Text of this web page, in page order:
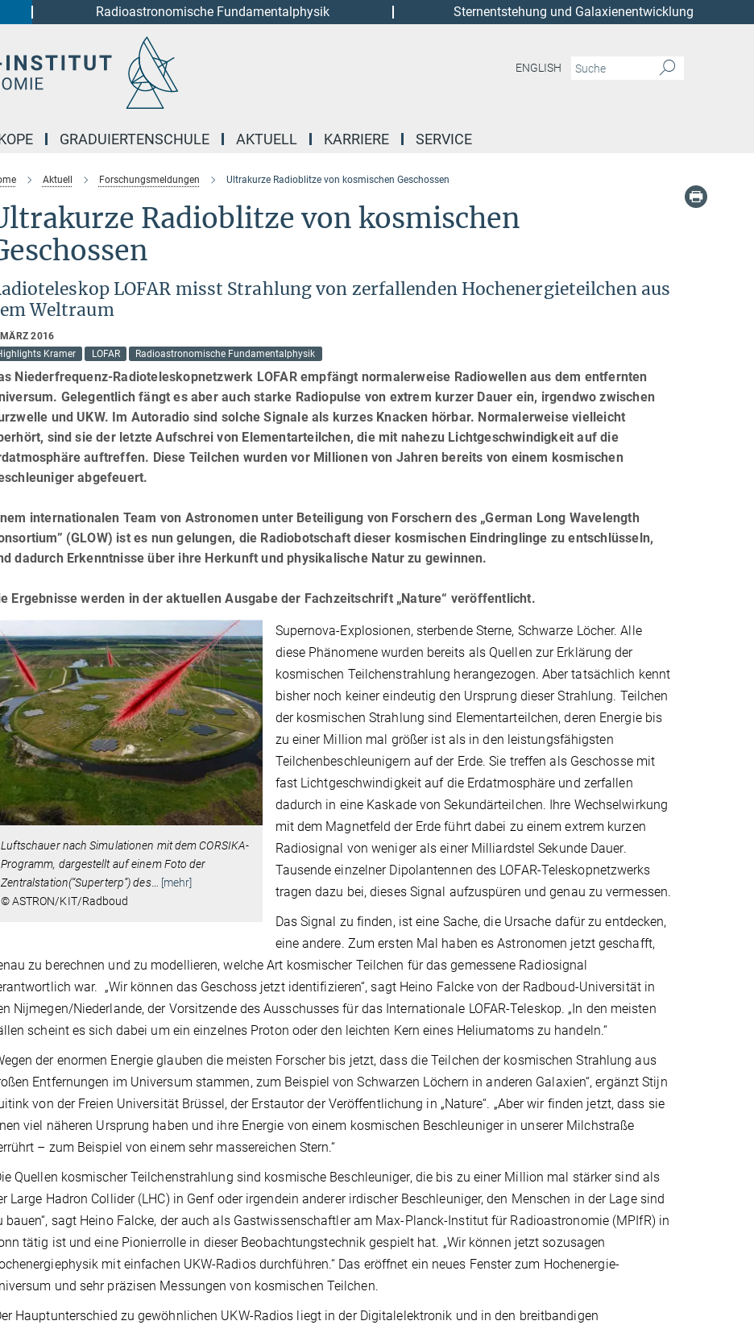
Radioastronomische Fundamentalphysik Sternentstehung und Galaxienentwicklung
ENGLISH
GRADUIERTENSCHULE AKTUELL KARRIERE SERVICE
Aktuell Forschungsmeldungen Ultrakurze Radioblitze von kosmischen Geschossen
Radioblitze von kosmischen
LOFAR misst Strahlung von zerfallenden Hochenergieteilchen aus
Weltraum
2016
Kramer
LOFAR Radioastronomische Fundamentalphysik
Niederfrequenz-Radioteleskopnetzwerk LOFAR empfängt normalerweise Radiowellen aus dem entfernten
Gelegentlich fängt es aber auch starke Radiopulse von extrem kurzer Dauer ein, irgendwo zwischen
und UKW. Im Autoradio sind solche Signale als kurzes Knacken hörbar. Normalerweise vielleicht
sind sie der letzte Aufschrei von Elementarteilchen, die mit nahezu Lichtgeschwindigkeit auf die
auftreffen. Diese Teilchen wurden vor Millionen von Jahren bereits von einem kosmischen
abgefeuert.
internationalen Team von Astronomen unter Beteiligung von Forschern des „German Long Wavelength
(GLOW) ist es nun gelungen, die Radiobotschaft dieser kosmischen Eindringlinge zu entschlüsseln,
dadurch Erkenntnisse über ihre Herkunft und physikalische Natur zu gewinnen.
Ergebnisse werden in der aktuellen Ausgabe der Fachzeitschrift „Nature“ veröffentlicht.
Luftschauer nach Simulationen mit dem CORSIKA-
Programm, dargestellt auf einem Foto der
Zentralstation(“Superterp”) des… [mehr]
© ASTRON/KIT/Radboud
Supernova-Explosionen, sterbende Sterne, Schwarze Löcher. Alle
diese Phänomene wurden bereits als Quellen zur Erklärung der
kosmischen Teilchenstrahlung herangezogen. Aber tatsächlich kennt
bisher noch keiner eindeutig den Ursprung dieser Strahlung. Teilchen
der kosmischen Strahlung sind Elementarteilchen, deren Energie bis
zu einer Million mal größer ist als in den leistungsfähigsten
Teilchenbeschleunigern auf der Erde. Sie treffen als Geschosse mit
fast Lichtgeschwindigkeit auf die Erdatmosphäre und zerfallen
dadurch in eine Kaskade von Sekundärteilchen. Ihre Wechselwirkung
mit dem Magnetfeld der Erde führt dabei zu einem extrem kurzen
Radiosignal von weniger als einer Milliardstel Sekunde Dauer.
Tausende einzelner Dipolantennen des LOFAR-Teleskopnetzwerks
tragen dazu bei, dieses Signal aufzuspüren und genau zu vermessen.
Das Signal zu finden, ist eine Sache, die Ursache dafür zu entdecken,
eine andere. Zum ersten Mal haben es Astronomen jetzt geschafft,
zu berechnen und zu modellieren, welche Art kosmischer Teilchen für das gemessene Radiosignal
war. „Wir können das Geschoss jetzt identifizieren“, sagt Heino Falcke von der Radboud-Universität in
Nijmegen/Niederlande, der Vorsitzende des Ausschusses für das Internationale LOFAR-Teleskop. „In den meisten
scheint es sich dabei um ein einzelnes Proton oder den leichten Kern eines Heliumatoms zu handeln.“
der enormen Energie glauben die meisten Forscher bis jetzt, dass die Teilchen der kosmischen Strahlung aus
Entfernungen im Universum stammen, zum Beispiel von Schwarzen Löchern in anderen Galaxien“, ergänzt Stijn
von der Freien Universität Brüssel, der Erstautor der Veröffentlichung in „Nature“. „Aber wir finden jetzt, dass sie
viel näheren Ursprung haben und ihre Energie von einem kosmischen Beschleuniger in unserer Milchstraße
– zum Beispiel von einem sehr massereichen Stern.“
Quellen kosmischer Teilchenstrahlung sind kosmische Beschleuniger, die bis zu einer Million mal stärker sind als
Large Hadron Collider (LHC) in Genf oder irgendein anderer irdischer Beschleuniger, den Menschen in der Lage sind
bauen“, sagt Heino Falcke, der auch als Gastwissenschaftler am Max-Planck-Institut für Radioastronomie (MPIfR) in
tätig ist und eine Pionierrolle in dieser Beobachtungstechnik gespielt hat. „Wir können jetzt sozusagen
mit einfachen UKW-Radios durchführen.“ Das eröffnet ein neues Fenster zum Hochenergie-
und sehr präzisen Messungen von kosmischen Teilchen.
Hauptunterschied zu gewöhnlichen UKW-Radios liegt in der Digitalelektronik und in den breitbandigen